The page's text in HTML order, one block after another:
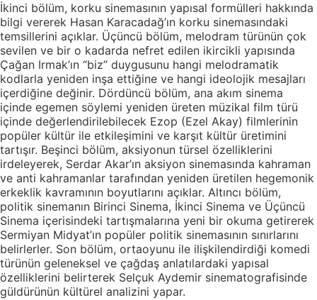
İkinci bölüm, korku sinemasının yapısal formülleri hakkında
bilgi vererek Hasan Karacadağ’ın korku sinemasındaki
temsillerini açıklar. Üçüncü bölüm, melodram türünün çok
sevilen ve bir o kadarda nefret edilen ikircikli yapısında
Çağan Irmak’ın “biz” duygusunu hangi melodramatik
kodlarla yeniden inşa ettiğine ve hangi ideolojik mesajları
içerdiğine değinir. Dördüncü bölüm, ana akım sinema
içinde egemen söylemi yeniden üreten müzikal film türü
içinde değerlendirilebilecek Ezop (Ezel Akay) filmlerinin
popüler kültür ile etkileşimini ve karşıt kültür üretimini
tartışır. Beşinci bölüm, aksiyonun türsel özelliklerini
irdeleyerek, Serdar Akar’ın aksiyon sinemasında kahraman
ve anti kahramanlar tarafından yeniden üretilen hegemonik
erkeklik kavramının boyutlarını açıklar. Altıncı bölüm,
politik sinemanın Birinci Sinema, İkinci Sinema ve Üçüncü
Sinema içerisindeki tartışmalarına yeni bir okuma getirerek
Sermiyan Midyat’ın popüler politik sinemasının sınırlarını
belirlerler. Son bölüm, ortaoyunu ile ilişkilendirdiği komedi
türünün geleneksel ve çağdaş anlatılardaki yapısal
özelliklerini belirterek Selçuk Aydemir sinematografisinde
güldürünün kültürel analizini yapar.